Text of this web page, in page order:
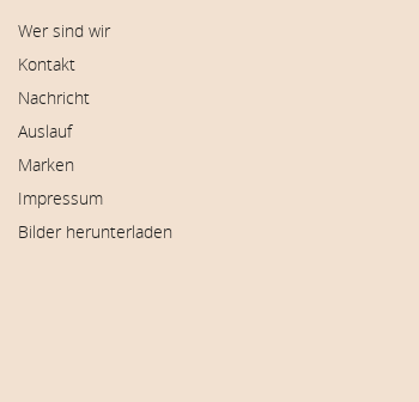
Wer sind wir
Kontakt
Nachricht
Auslauf
Marken
Impressum
Bilder herunterladen